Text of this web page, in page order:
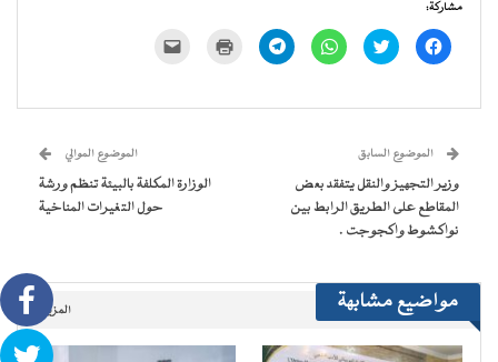
مشاركة:
انقر
للمشاركة
في
اضغط
للمشاركة
في
انقر
للمشاركة
في
انقر
للمشاركة
في
للطباعة
جديدة) الإلكتروني
نافذة
جديدة)
الموضوع السابق
وزير التجهيز والنقل يتفقد بعض
المقاطع على الطريق الرابط بين
نواكشوط واكجوجت .
الموضوع الموالي
الوزارة المكلفة بالبيئة تنظم ورشة
حول التغيرات المناخية
مواضيع مشابهة المزيد..